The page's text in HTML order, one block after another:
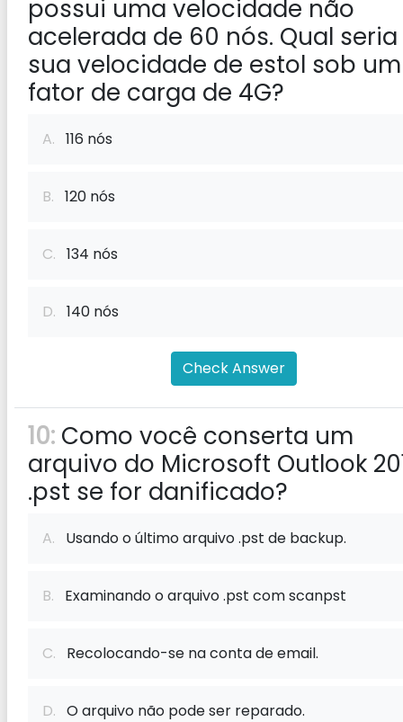
possui uma velocidade não
acelerada de 60 nós. Qual seria
sua velocidade de estol sob um
fator de carga de 4G?
A. 116 nós
B. 120 nós
C. 134 nós
D. 140 nós
Check Answer
10: Como você conserta um
arquivo do Microsoft Outlook
.pst se for danificado?
A. Usando o último arquivo .pst de backup.
B. Examinando o arquivo .pst com scanpst
C. Recolocando-se na conta de email.
D. O arquivo não pode ser reparado.